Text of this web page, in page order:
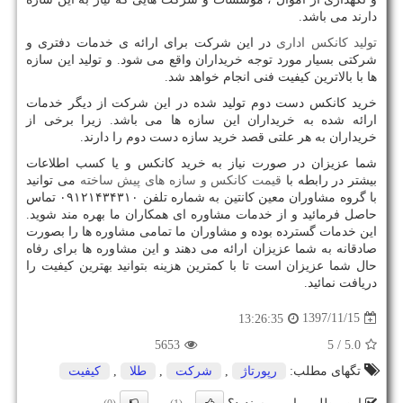
دارند می باشد.
تولید کانکس اداری در این شرکت برای ارائه ی خدمات دفتری و
شرکتی بسیار مورد توجه خریداران واقع می شود. و تولید این سازه
ها با بالاترین کیفیت فنی انجام خواهد شد.
خرید کانکس دست دوم تولید شده در این شرکت از دیگر خدمات
ارائه شده به خریداران این سازه ها می باشد. زیرا برخی از
خریداران به هر علتی قصد خرید سازه دست دوم را دارند.
شما عزیزان در صورت نیاز به خرید کانکس و یا کسب اطلاعات
بیشتر در رابطه با قیمت کانکس و سازه های پیش ساخته می توانید
با گروه مشاوران معین کانتین به شماره تلفن ۰۹۱۲۱۴۳۴۳۱۰ تماس
حاصل فرمائید و از خدمات مشاوره ای همکاران ما بهره مند شوید.
این خدمات گسترده بوده و مشاوران ما تمامی مشاوره ها را بصورت
صادقانه به شما عزیزان ارائه می دهند و این مشاوره ها برای رفاه
حال شما عزیزان است تا با کمترین هزینه بتوانید بهترین کیفیت را
دریافت نمائید.
1397/11/15
13:26:35
5.0
/ 5
5653
تگهای مطلب:
رپورتاژ شركت طلا كیفیت